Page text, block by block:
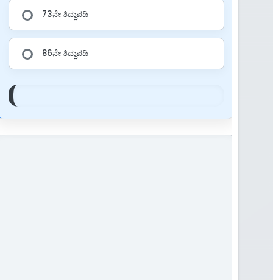
73ನೇ ತಿದ್ದುಪಡಿ
86ನೇ ತಿದ್ದುಪಡಿ